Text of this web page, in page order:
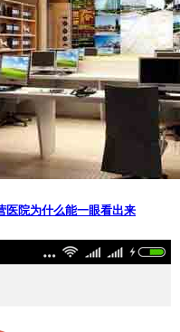
医院为什么能一眼看出来